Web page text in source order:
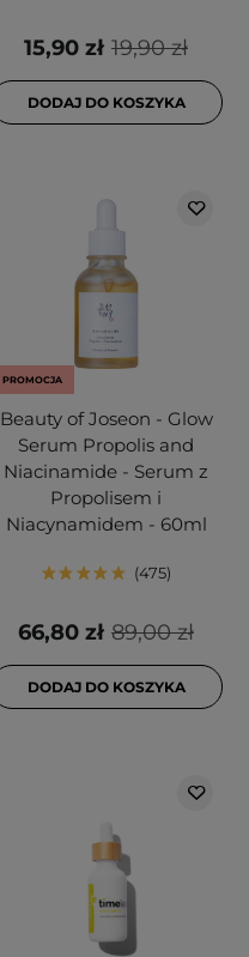
19,90 zł
15,90 zł
DODAJ DO KOSZYKA
PROMOCJA
Beauty of Joseon - Glow
Serum Propolis and
Niacinamide - Serum z
Propolisem i
Niacynamidem - 60ml
475
89,00 zł
66,80 zł
DODAJ DO KOSZYKA